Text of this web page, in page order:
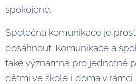
spokojené.
Společná komunikace je
dosáhnout. Komunikace a
také významná pro jednotné
dětmi ve škole i doma v